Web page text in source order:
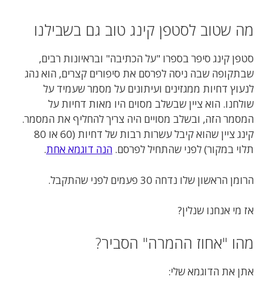
מה שטוב לסטפן קינג טוב גם בשבילנו
סטפן קינג סיפר בספרו "על הכתיבה" ובראיונות רבים,
שבתקופה שבה ניסה לפרסם את סיפורים קצרים, הוא נהג
לנעוץ דחיות ממגזינים ועיתונים על מסמר שעמיד על
שולחנו. הוא ציין שבשלב מסוים היו מאות דחיות על
המסמר הזה, ובשלב מסויים היה צריך להחליף את המסמר.
קינג ציין שהוא קיבל עשרות רבות של דחיות (60 או 80
תלוי במקור) לפני שהתחיל לפרסם. הנה דוגמא אחת.
הרומן הראשון שלו נדחה 30 פעמים לפני שהתקבל.
אז מי אנחנו שנלין?
מהו "אחוז ההמרה" הסביר?
אתן את הדוגמא שלי: